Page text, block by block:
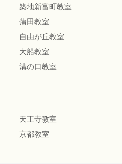
築地新富町教室
蒲田教室
自由が丘教室
大船教室
溝の口教室
天王寺教室
京都教室